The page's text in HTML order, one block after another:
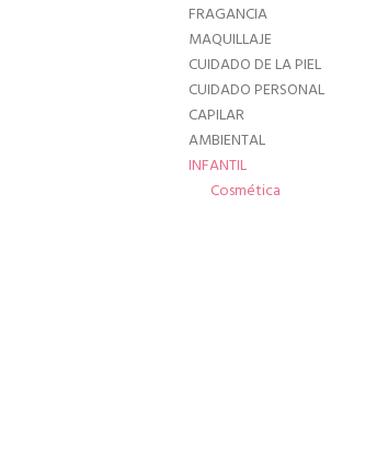
FRAGANCIA
MAQUILLAJE
CUIDADO DE LA PIEL
CUIDADO PERSONAL
CAPILAR
AMBIENTAL
INFANTIL
Cosmética